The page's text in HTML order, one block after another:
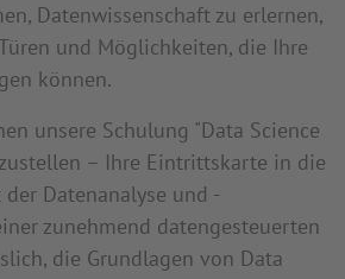
Datenwissenschaft zu erlernen,
und Möglichkeiten, die Ihre
können.
unsere Schulung "Data Science
– Ihre Eintrittskarte in die
Datenanalyse und -
zunehmend datengesteuerten
die Grundlagen von Data